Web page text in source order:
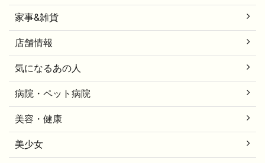
家事&雑貨
店舗情報
気になるあの人
病院・ペット病院
美容・健康
美少女